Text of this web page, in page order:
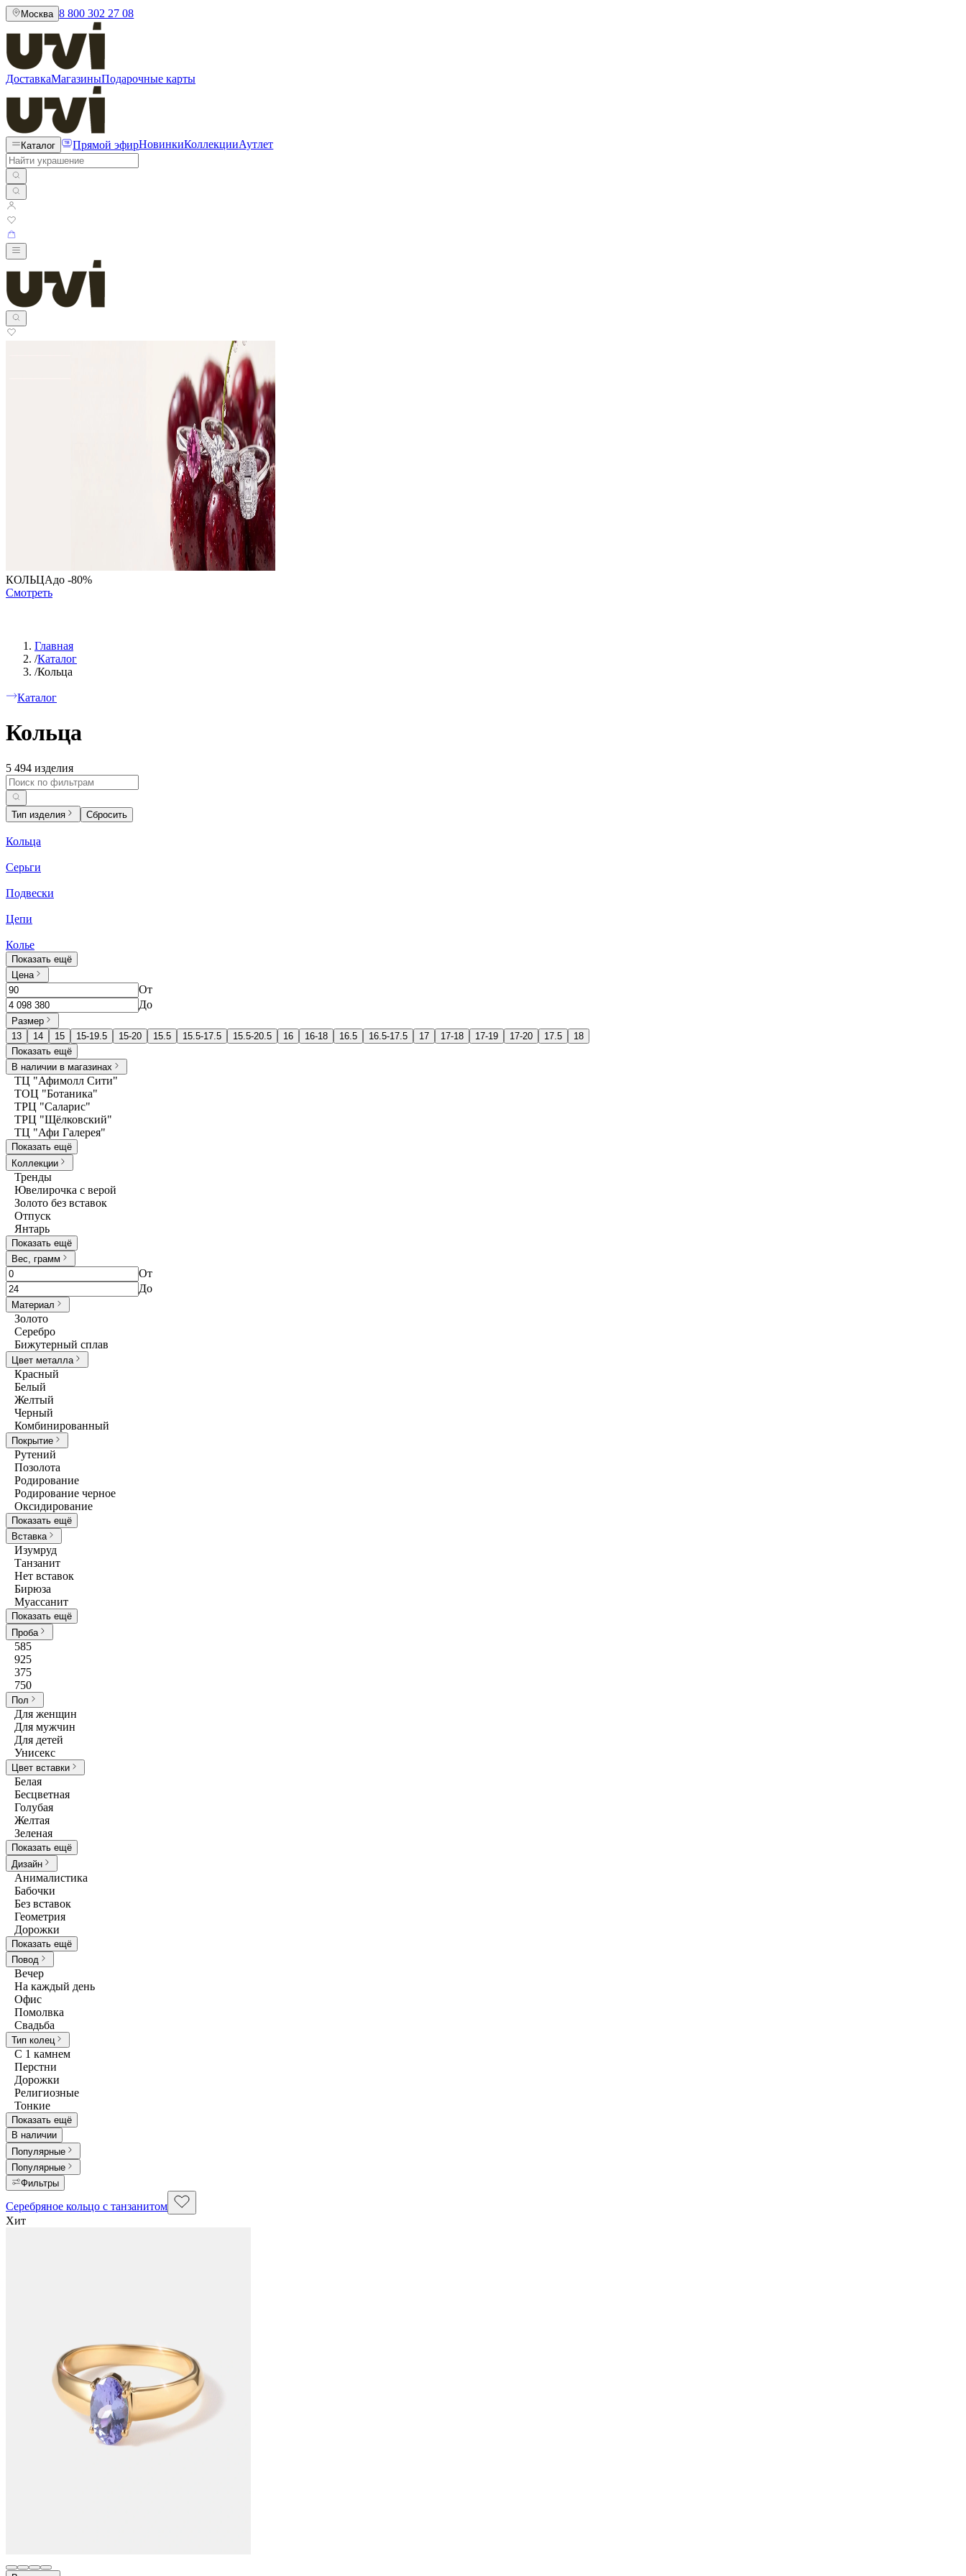
Москва 8 800 302 27 08
ДоставкаМагазиныПодарочные карты
Каталог Прямой эфирНовинкиКоллекцииАутлет
КОЛЬЦАдо -80%
Смотреть
Главная
/Каталог
/Кольца
Каталог
Кольца
5 494 изделия
Тип изделия Сбросить
Кольца
Серьги
Подвески
Цепи
Колье
Показать ещё
Цена
От
До
Размер
13
14 15 15-19.5 15-20 15.5 15.5-17.5 15.5-20.5 16 16-18 16.5 16.5-17.5 17 17-18 17-19 17-20 17.5
18
Показать ещё
В наличии в магазинах
ТЦ "Афимолл Сити"
ТОЦ "Ботаника"
ТРЦ "Саларис"
ТРЦ "Щёлковский"
ТЦ "Афи Галерея"
Показать ещё
Коллекции
Тренды
Ювелирочка с верой
Золото без вставок
Отпуск
Янтарь
Показать ещё
Вес, грамм
От
До
Материал
Золото
Серебро
Бижутерный сплав
Цвет металла
Красный
Белый
Желтый
Черный
Комбинированный
Покрытие
Рутений
Позолота
Родирование
Родирование черное
Оксидирование
Показать ещё
Вставка
Изумруд
Танзанит
Нет вставок
Бирюза
Муассанит
Показать ещё
Проба
585
925
375
750
Пол
Для женщин
Для мужчин
Для детей
Унисекс
Цвет вставки
Белая
Бесцветная
Голубая
Желтая
Зеленая
Показать ещё
Дизайн
Анималистика
Бабочки
Без вставок
Геометрия
Дорожки
Показать ещё
Повод
Вечер
На каждый день
Офис
Помолвка
Свадьба
Тип колец
С 1 камнем
Перстни
Дорожки
Религиозные
Тонкие
Показать ещё
В наличии
Популярные
Популярные
Фильтры
Серебряное кольцо с танзанитом
Хит